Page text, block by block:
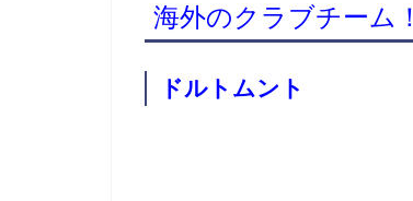
海外のクラブチーム！
ドルトムント